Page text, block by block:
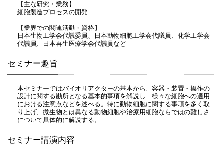
【主な研究・業務】
細胞製造プロセスの開発
【業界での関連活動・資格】
日本生物工学会代議委員、日本動物細胞工学会代議員、化学工学会
代議員、日本再生医療学会代議員など
セミナー趣旨
本セミナーではバイオリアクターの基本から、容器・装置・操作の
設計に関する勘所となる基本的事項を解説し、様々な細胞への適用
における注意点などを述べる。特に動物細胞に関する事項を多く取
り上げ、微生物とは異なる動物細胞や治療用細胞ならではの難しさ
について具体的に解説する。
セミナー講演内容